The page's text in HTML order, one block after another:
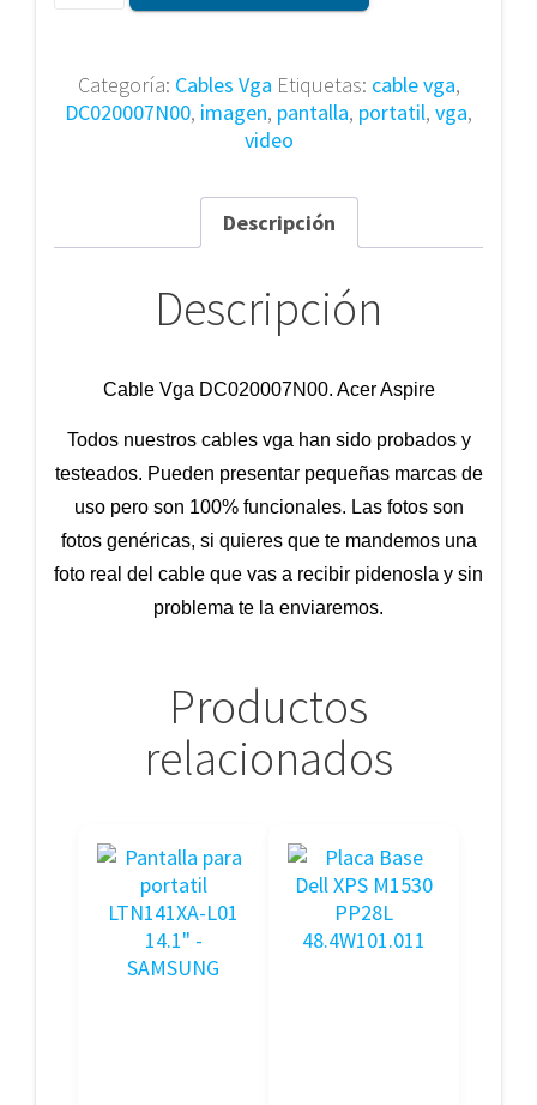
Categoría: Cables Vga Etiquetas: cable vga,
DC020007N00, imagen, pantalla, portatil, vga,
video
Descripción
Descripción
Cable Vga DC020007N00. Acer Aspire
Todos nuestros cables vga han sido probados y
testeados. Pueden presentar pequeñas marcas de
uso pero son 100% funcionales. Las fotos son
fotos genéricas, si quieres que te mandemos una
foto real del cable que vas a recibir pidenosla y sin
problema te la enviaremos.
Productos
relacionados